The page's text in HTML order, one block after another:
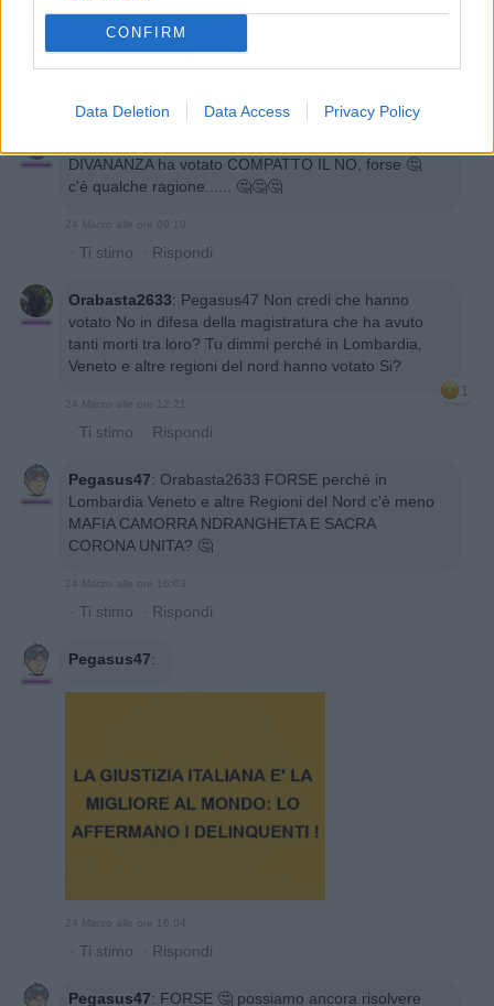
CONFIRM
Data Deletion Data Access Privacy Policy
24 Marzo alle ore 08:03
DIVANANZA ha votato COMPATTO IL NO, forse 🤔
c'è qualche ragione...... 🤔🤔🤔
24 Marzo alle ore 09:19
· Ti stimo · Rispondi
Orabasta2633: Pegasus47 Non credi che hanno
votato No in difesa della magistratura che ha avuto
tanti morti tra loro? Tu dimmi perché in Lombardia,
Veneto e altre regioni del nord hanno votato Si?
1
24 Marzo alle ore 12:21
· Ti stimo · Rispondi
Pegasus47: Orabasta2633 FORSE perché in
Lombardia Veneto e altre Regioni del Nord c'è meno
MAFIA CAMORRA NDRANGHETA E SACRA
CORONA UNITA? 🤔
24 Marzo alle ore 16:03
· Ti stimo · Rispondi
Pegasus47:
24 Marzo alle ore 16:04
· Ti stimo · Rispondi
Pegasus47: FORSE 🤔 possiamo ancora risolvere